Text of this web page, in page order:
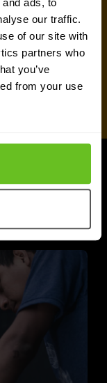
our traffic.
of our site with
partners who
you’ve
from your use